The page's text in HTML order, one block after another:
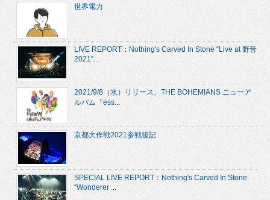
世界電力
LIVE REPORT：Nothing's Carved In Stone “Live at 野音
2021”...
2021/9/8（水）リリース、THE BOHEMIANS ニューア
ルバム『ess...
京都大作戦2021参戦後記
SPECIAL LIVE REPORT：Nothing's Carved In Stone
“Wonderer ...